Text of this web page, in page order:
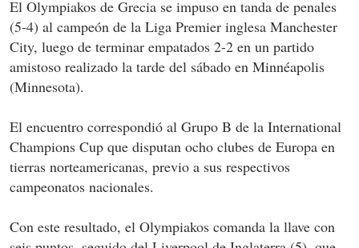
El Olympiakos de Grecia se impuso en tanda de penales
(5-4) al campeón de la Liga Premier inglesa Manchester
City, luego de terminar empatados 2-2 en un partido
amistoso realizado la tarde del sábado en Minnéapolis
(Minnesota).
El encuentro correspondió al Grupo B de la International
Champions Cup que disputan ocho clubes de Europa en
tierras norteamericanas, previo a sus respectivos
campeonatos nacionales.
Con este resultado, el Olympiakos comanda la llave con